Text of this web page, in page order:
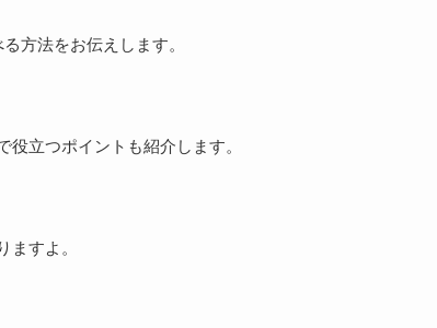
方法をお伝えします。
立つポイントも紹介します。
すよ。